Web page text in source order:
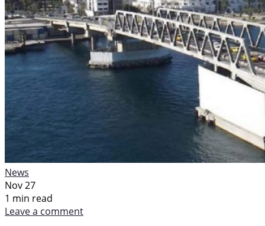
News
Nov 27
1 min read
Leave a comment